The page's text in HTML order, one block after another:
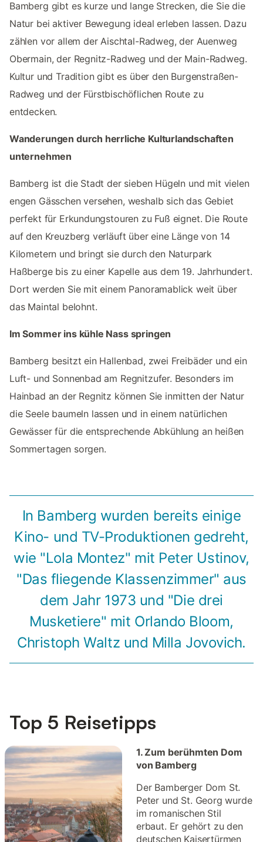
Bamberg gibt es kurze und lange Strecken, die Sie die
Natur bei aktiver Bewegung ideal erleben lassen. Dazu
zählen vor allem der Aischtal-Radweg, der Auenweg
Obermain, der Regnitz-Radweg und der Main-Radweg.
Kultur und Tradition gibt es über den Burgenstraßen-
Radweg und der Fürstbischöflichen Route zu
entdecken.
Wanderungen durch herrliche Kulturlandschaften
unternehmen
Bamberg ist die Stadt der sieben Hügeln und mit vielen
engen Gässchen versehen, weshalb sich das Gebiet
perfekt für Erkundungstouren zu Fuß eignet. Die Route
auf den Kreuzberg verläuft über eine Länge von 14
Kilometern und bringt sie durch den Naturpark
Haßberge bis zu einer Kapelle aus dem 19. Jahrhundert.
Dort werden Sie mit einem Panoramablick weit über
das Maintal belohnt.
Im Sommer ins kühle Nass springen
Bamberg besitzt ein Hallenbad, zwei Freibäder und ein
Luft- und Sonnenbad am Regnitzufer. Besonders im
Hainbad an der Regnitz können Sie inmitten der Natur
die Seele baumeln lassen und in einem natürlichen
Gewässer für die entsprechende Abkühlung an heißen
Sommertagen sorgen.
In Bamberg wurden bereits einige
Kino- und TV-Produktionen gedreht,
wie "Lola Montez" mit Peter Ustinov,
"Das fliegende Klassenzimmer" aus
dem Jahr 1973 und "Die drei
Musketiere" mit Orlando Bloom,
Christoph Waltz und Milla Jovovich.
Top 5 Reisetipps
1. Zum berühmten Dom
von Bamberg
Der Bamberger Dom St.
Peter und St. Georg wurde
im romanischen Stil
erbaut. Er gehört zu den
deutschen Kaisertürmen